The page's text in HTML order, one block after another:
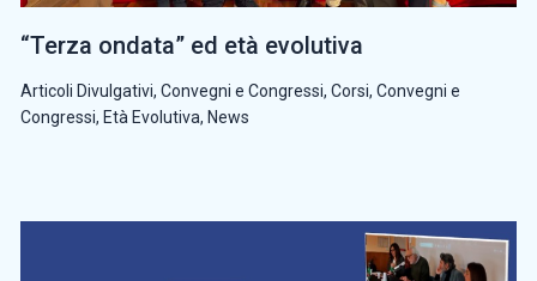
“Terza ondata” ed età evolutiva
Articoli Divulgativi, Convegni e Congressi, Corsi, Convegni e
Congressi, Età Evolutiva, News